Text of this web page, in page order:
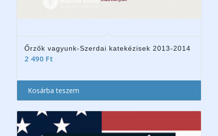
Őrzők vagyunk-Szerdai katekézisek 2013-2014
2 490 Ft
Kosárba teszem